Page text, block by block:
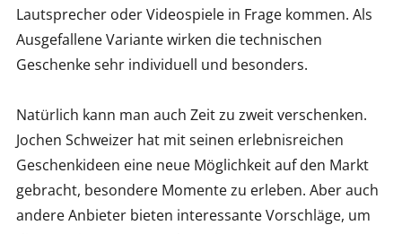
Lautsprecher oder Videospiele in Frage kommen. Als
Ausgefallene Variante wirken die technischen
Geschenke sehr individuell und besonders.
Natürlich kann man auch Zeit zu zweit verschenken.
Jochen Schweizer hat mit seinen erlebnisreichen
Geschenkideen eine neue Möglichkeit auf den Markt
gebracht, besondere Momente zu erleben. Aber auch
andere Anbieter bieten interessante Vorschläge, um